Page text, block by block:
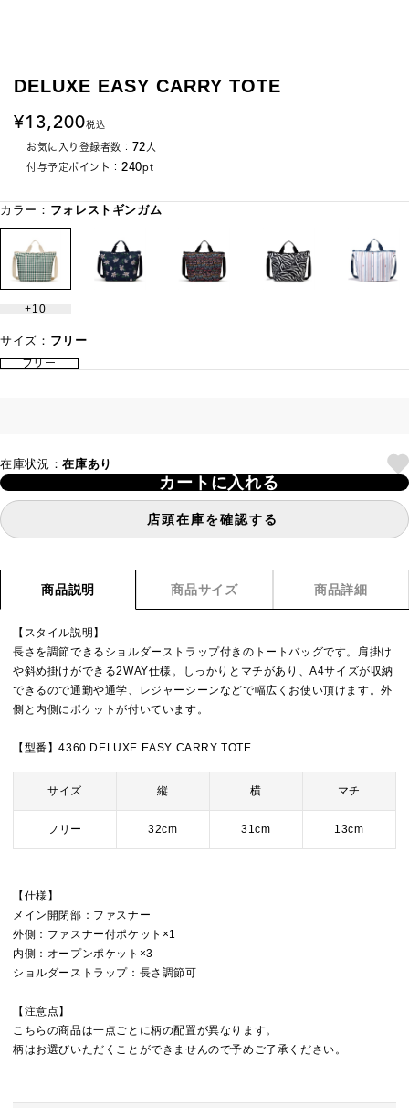
DELUXE EASY CARRY TOTE
13,200税込
お気に入り登録者数： 72人
付与予定ポイント： 240pt
カラー： フォレストギンガム
10
サイズ： フリー
フリー
在庫状況：在庫あり
カートに入れる
店頭在庫を確認する
商品説明 商品サイズ 商品詳細
【スタイル説明】
長さを調節できるショルダーストラップ付きのトートバッグです。肩掛け
や斜め掛けができる2WAY仕様。しっかりとマチがあり、A4サイズが収納
できるので通勤や通学、レジャーシーンなどで幅広くお使い頂けます。外
側と内側にポケットが付いています。
【型番】4360 DELUXE EASY CARRY TOTE
サイズ 縦 横 マチ
フリー 32cm 31cm 13cm
【仕様】
メイン開閉部：ファスナー
外側：ファスナー付ポケット×1
内側：オープンポケット×3
ショルダーストラップ：長さ調節可
【注意点】
こちらの商品は一点ごとに柄の配置が異なります。
柄はお選びいただくことができませんので予めご了承ください。